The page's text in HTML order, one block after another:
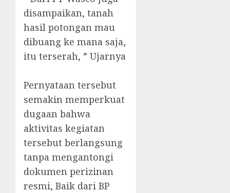
disampaikan, tanah
hasil potongan mau
dibuang ke mana saja,
itu terserah, ” Ujarnya
‎Pernyataan tersebut
semakin memperkuat
dugaan bahwa
aktivitas kegiatan
tersebut berlangsung
tanpa mengantongi
dokumen perizinan
resmi, Baik dari BP